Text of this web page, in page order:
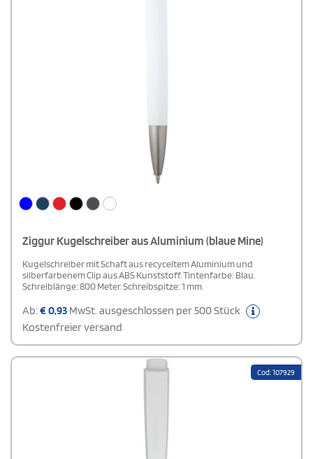
Ziggur Kugelschreiber aus Aluminium (blaue Mine)
Kugelschreiber mit Schaft aus recyceltem Aluminium und
silberfarbenem Clip aus ABS Kunststoff. Tintenfarbe: Blau.
Schreiblänge: 800 Meter. Schreibspitze: 1 mm.
Ab:€0,93 MwSt. ausgeschlossen per 500 Stück
Kostenfreier versand
Cod: 107929